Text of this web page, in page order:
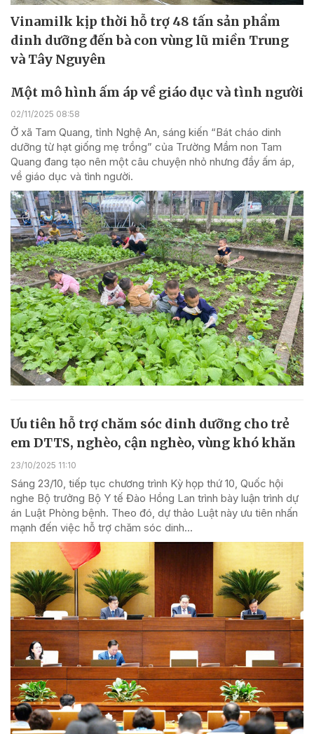
Vinamilk kịp thời hỗ trợ 48 tấn sản phẩm
dinh dưỡng đến bà con vùng lũ miền Trung
và Tây Nguyên
Một mô hình ấm áp về giáo dục và tình người
02/11/2025 08:58
Ở xã Tam Quang, tỉnh Nghệ An, sáng kiến “Bát cháo dinh
dưỡng từ hạt giống mẹ trồng” của Trường Mầm non Tam
Quang đang tạo nên một câu chuyện nhỏ nhưng đầy ấm áp,
về giáo dục và tình người.
Ưu tiên hỗ trợ chăm sóc dinh dưỡng cho trẻ
em DTTS, nghèo, cận nghèo, vùng khó khăn
23/10/2025 11:10
Sáng 23/10, tiếp tục chương trình Kỳ họp thứ 10, Quốc hội
nghe Bộ trưởng Bộ Y tế Đào Hồng Lan trình bày luận trình dự
án Luật Phòng bệnh. Theo đó, dự thảo Luật này ưu tiên nhấn
mạnh đến việc hỗ trợ chăm sóc dinh...